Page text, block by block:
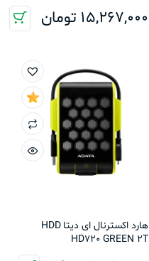
15,267,000 تومان
هارد اکسترنال ای دیتا HDD
HD720 GREEN 2T